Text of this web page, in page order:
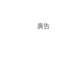
廣告